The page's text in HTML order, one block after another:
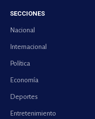
SECCIONES
Nacional
Internacional
Política
Economía
Deportes
Entretenimiento